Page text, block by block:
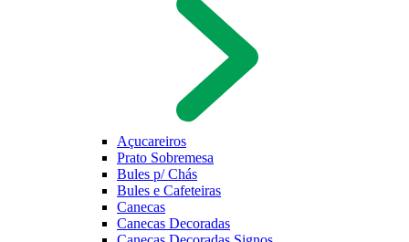
Açucareiros
Prato Sobremesa
Bules p/ Chás
Bules e Cafeteiras
Canecas
Canecas Decoradas